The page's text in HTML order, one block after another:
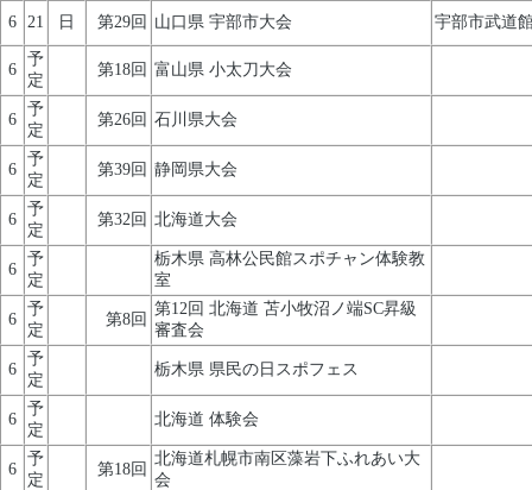
6 21 日 第29回 山口県 宇部市大会 宇部市武道
6
予
定
第18回 富山県 小太刀大会
6
予
定
第26回 石川県大会
6
予
定
第39回 静岡県大会
6
予
定
第32回 北海道大会
6
予
定
栃木県 高林公民館スポチャン体験教
室
6
予
定
第8回
第12回 北海道 苫小牧沼ノ端SC昇級
審査会
6
予
定
栃木県 県民の日スポフェス
6
予
定
北海道 体験会
6
予
定
第18回
北海道札幌市南区藻岩下ふれあい大
会